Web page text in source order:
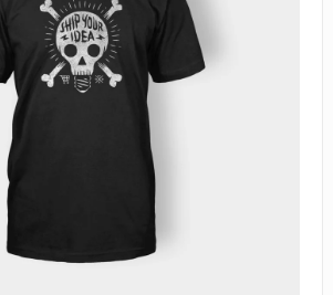
MEMBAYAR ZAKAT UANG?
MENJADI HALAL JIKA SEBAB
ISTIDLAL SYAR’I
ALLAH
ZAKAT DENGAN CARA MENGANGSUR